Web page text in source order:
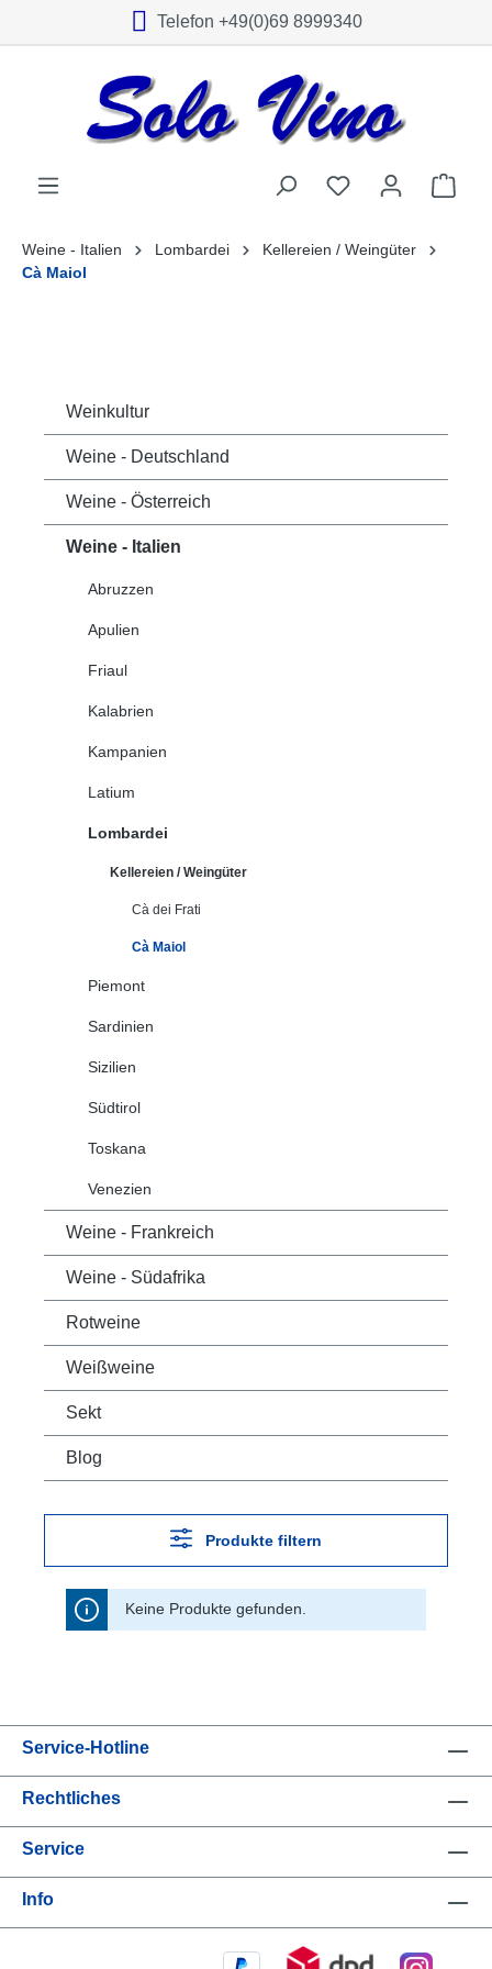
Telefon +49(0)69 8999340
Weine - Italien Lombardei
Kellereien / Weingüter
Cà Maiol
Weinkultur
Weine - Deutschland
Weine - Österreich
Weine - Italien
Abruzzen
Apulien
Friaul
Kalabrien
Kampanien
Latium
Lombardei
Kellereien / Weingüter
Cà dei Frati
Cà Maiol
Piemont
Sardinien
Sizilien
Südtirol
Toskana
Venezien
Weine - Frankreich
Weine - Südafrika
Rotweine
Weißweine
Sekt
Blog
Produkte filtern
Keine Produkte gefunden.
Service-Hotline
Rechtliches
Service
Info